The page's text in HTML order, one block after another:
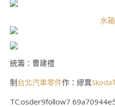
水
統籌：曹建禮
制台北汽車零件作：繆異Skoda
TC:osder9follow7